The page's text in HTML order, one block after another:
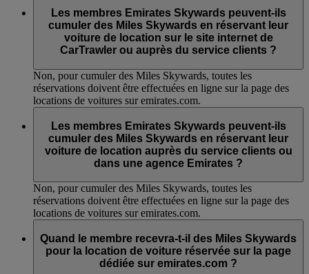
Les membres Emirates Skywards peuvent-ils
cumuler des Miles Skywards en réservant leur
voiture de location sur le site internet de
CarTrawler ou auprès du service clients ?
Non, pour cumuler des Miles Skywards, toutes les
réservations doivent être effectuées en ligne sur la page des
locations de voitures sur emirates.com.
Les membres Emirates Skywards peuvent-ils
cumuler des Miles Skywards en réservant leur
voiture de location auprès du service clients ou
dans une agence Emirates ?
Non, pour cumuler des Miles Skywards, toutes les
réservations doivent être effectuées en ligne sur la page des
locations de voitures sur emirates.com.
Quand le membre recevra-t-il des Miles Skywards
pour la location de voiture réservée sur la page
dédiée sur emirates.com ?